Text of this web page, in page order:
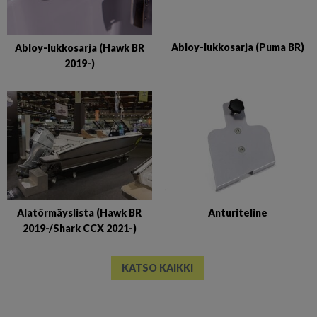
Abloy-lukkosarja (Hawk BR
2019-)
Abloy-lukkosarja (Puma BR)
Alatörmäyslista (Hawk BR
2019-/Shark CCX 2021-)
Anturiteline
KATSO KAIKKI